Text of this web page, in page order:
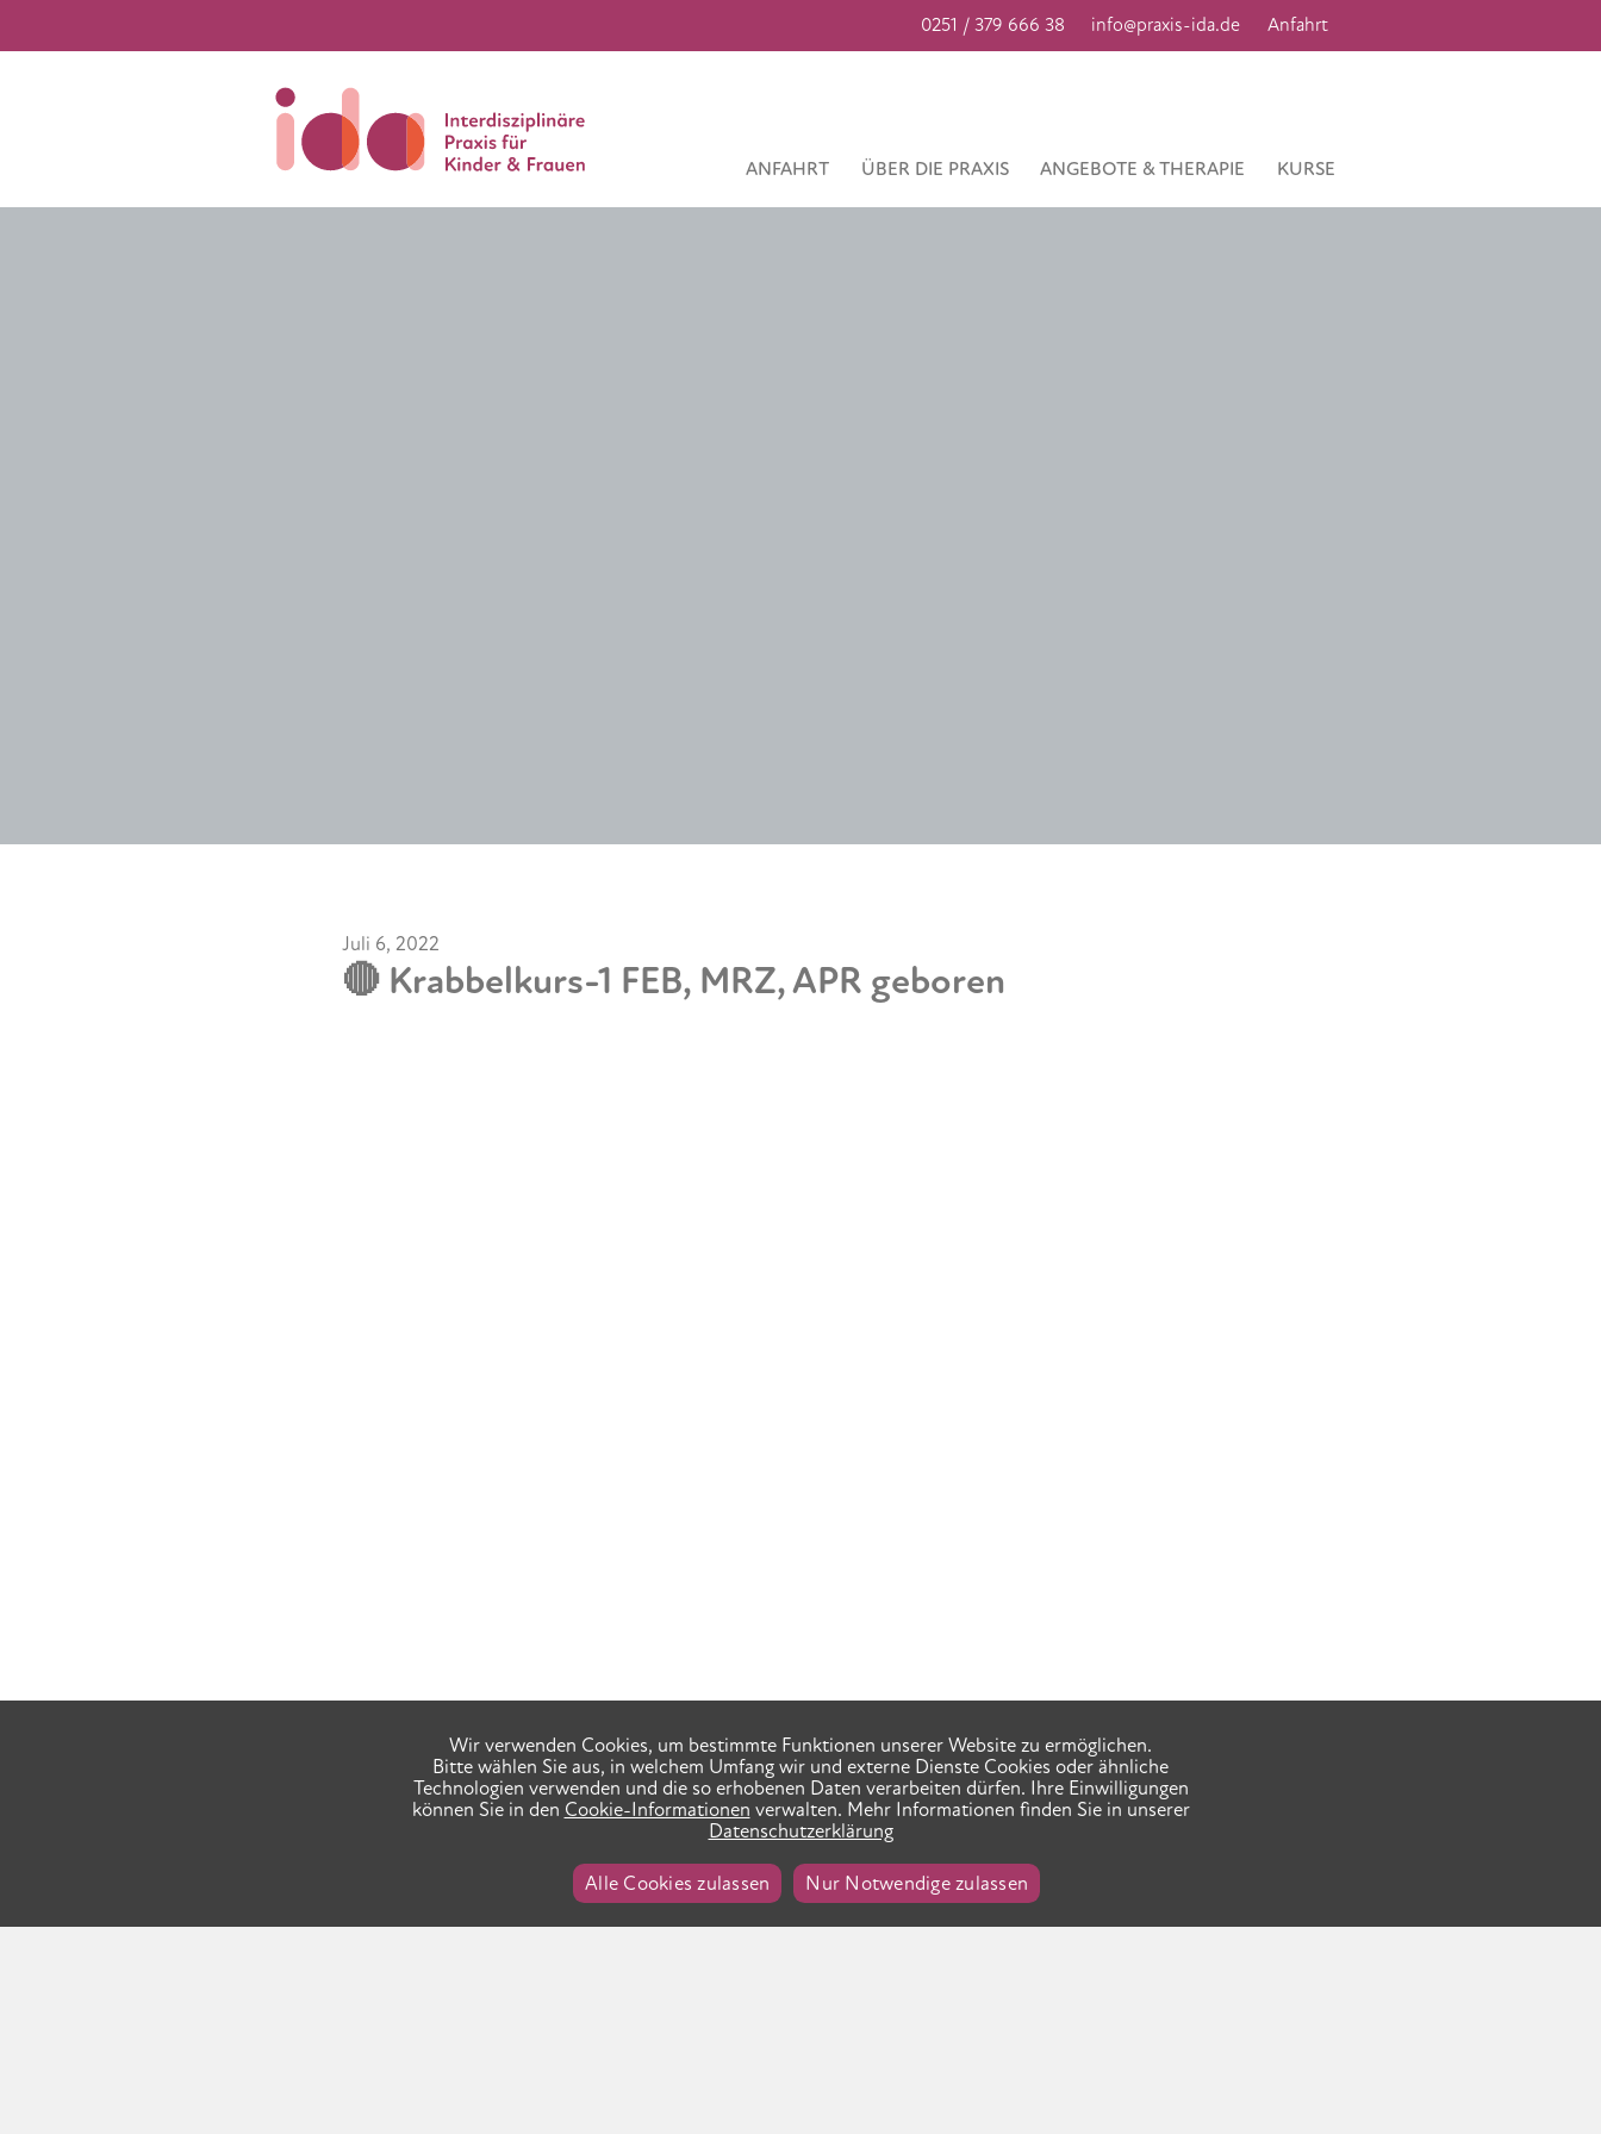
0251 / 379 666 38 info@praxis-ida.de Anfahrt
ANFAHRT ÜBER DIE PRAXIS ANGEBOTE & THERAPIE KURSE
Juli 6, 2022
🔴 Krabbelkurs-1 FEB, MRZ, APR geboren
Wir verwenden Cookies, um bestimmte Funktionen unserer Website zu ermöglichen.
Bitte wählen Sie aus, in welchem Umfang wir und externe Dienste Cookies oder ähnliche
Technologien verwenden und die so erhobenen Daten verarbeiten dürfen. Ihre Einwilligungen
können Sie in den Cookie-Informationen verwalten. Mehr Informationen finden Sie in unserer
Datenschutzerklärung
Alle Cookies zulassen Nur Notwendige zulassen